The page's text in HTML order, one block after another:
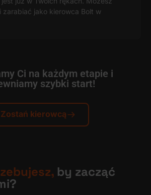
jako kierowca Bolt w
Ci na każdym etapie i
szybki start!
Zostań kierowcą
by zacząć